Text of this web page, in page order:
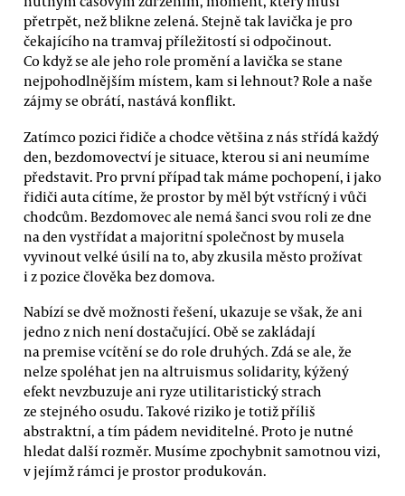
přetrpět, než blikne zelená. Stejně tak lavička je pro
čekajícího na tramvaj příležitostí si odpočinout.
Co když se ale jeho role promění a lavička se stane
nejpohodlnějším místem, kam si lehnout? Role a naše
zájmy se obrátí, nastává konflikt.
Zatímco pozici řidiče a chodce většina z nás střídá každý
den, bezdomovectví je situace, kterou si ani neumíme
představit. Pro první případ tak máme pochopení, i jako
řidiči auta cítíme, že prostor by měl být vstřícný i vůči
chodcům. Bezdomovec ale nemá šanci svou roli ze dne
na den vystřídat a majoritní společnost by musela
vyvinout velké úsilí na to, aby zkusila město prožívat
i z pozice člověka bez domova.
Nabízí se dvě možnosti řešení, ukazuje se však, že ani
jedno z nich není dostačující. Obě se zakládají
na premise vcítění se do role druhých. Zdá se ale, že
nelze spoléhat jen na altruismus solidarity, kýžený
efekt nevzbuzuje ani ryze utilitaristický strach
ze stejného osudu. Takové riziko je totiž příliš
abstraktní, a tím pádem neviditelné. Proto je nutné
hledat další rozměr. Musíme zpochybnit samotnou vizi,
v jejímž rámci je prostor produkován.